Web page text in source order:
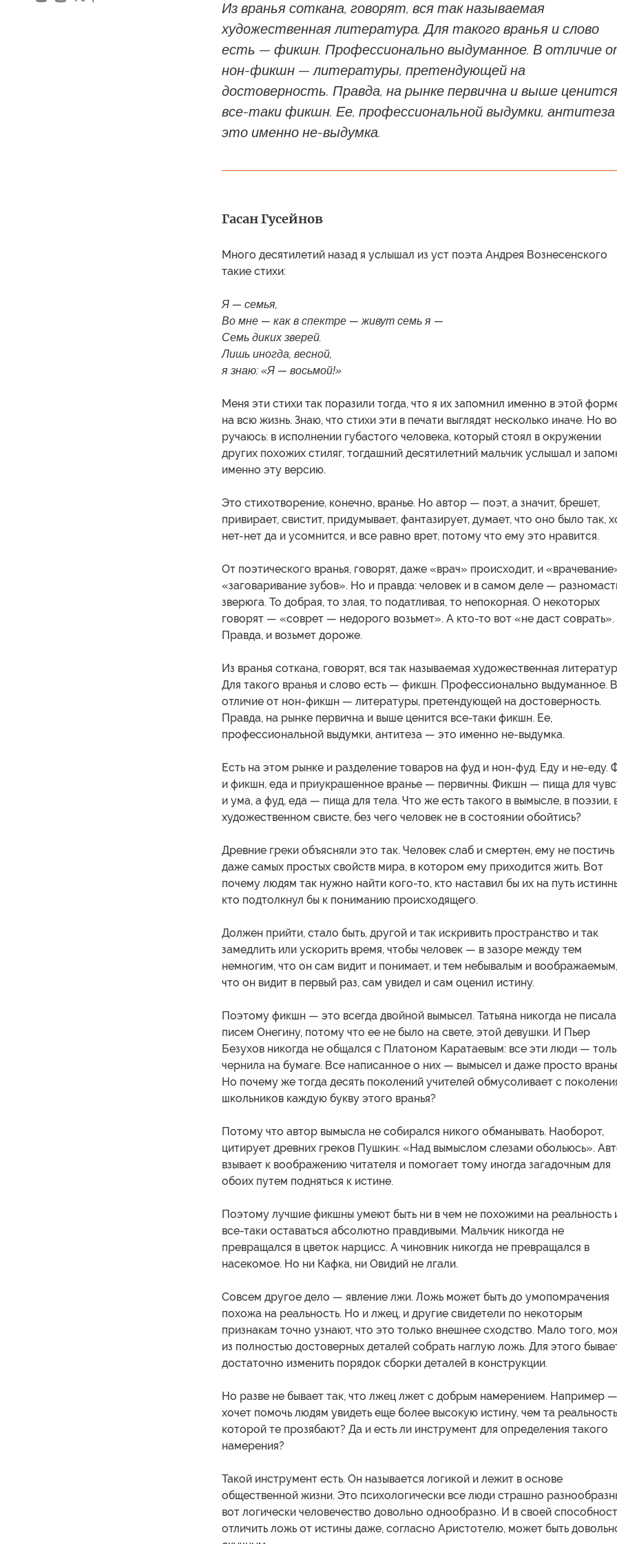
Из вранья соткана, говорят, вся так называемая
художественная литература. Для такого вранья и слово
есть — фикшн. Профессионально выдуманное. В отличие
нон-фикшн — литературы, претендующей на
достоверность. Правда, на рынке первична и выше ценится
все-таки фикшн. Ее, профессиональной выдумки,
это именно не-выдумка.
Гасан Гусейнов
Много десятилетий назад я услышал из уст поэта Андрея Вознесенского
такие стихи:
Я — семья,
Во мне — как в спектре — живут семь я —
Семь диких зверей.
Лишь иногда, весной,
я знаю: «Я — восьмой!»
Меня эти стихи так поразили тогда, что я их запомнил именно в этой
на всю жизнь. Знаю, что стихи эти в печати выглядят несколько иначе. Но
ручаюсь: в исполнении губастого человека, который стоял в окружении
других похожих стиляг, тогдашний десятилетний мальчик услышал и
именно эту версию.
Это стихотворение, конечно, вранье. Но автор — поэт, а значит, брешет,
привирает, свистит, придумывает, фантазирует, думает, что оно было так,
нет-нет да и усомнится, и все равно врет, потому что ему это нравится.
От поэтического вранья, говорят, даже «врач» происходит, и
«заговаривание зубов». Но и правда: человек и в самом деле —
зверюга. То добрая, то злая, то податливая, то непокорная. О некоторых
говорят — «соврет — недорого возьмет». А кто-то вот «не даст соврать».
Правда, и возьмет дороже.
Из вранья соткана, говорят, вся так называемая художественная
Для такого вранья и слово есть — фикшн. Профессионально выдуманное. В
отличие от нон-фикшн — литературы, претендующей на достоверность.
Правда, на рынке первична и выше ценится все-таки фикшн. Ее,
профессиональной выдумки, антитеза — это именно не-выдумка.
Есть на этом рынке и разделение товаров на фуд и нон-фуд. Еду и не-еду.
и фикшн, еда и приукрашенное вранье — первичны. Фикшн — пища для
и ума, а фуд, еда — пища для тела. Что же есть такого в вымысле, в поэзии,
художественном свисте, без чего человек не в состоянии обойтись?
Древние греки объясняли это так. Человек слаб и смертен, ему не постичь
даже самых простых свойств мира, в котором ему приходится жить. Вот
почему людям так нужно найти кого-то, кто наставил бы их на путь
кто подтолкнул бы к пониманию происходящего.
Должен прийти, стало быть, другой и так искривить пространство и так
замедлить или ускорить время, чтобы человек — в зазоре между тем
немногим, что он сам видит и понимает, и тем небывалым и воображаемым,
что он видит в первый раз, сам увидел и сам оценил истину.
Поэтому фикшн — это всегда двойной вымысел. Татьяна никогда не писала
писем Онегину, потому что ее не было на свете, этой девушки. И Пьер
Безухов никогда не общался с Платоном Каратаевым: все эти люди —
чернила на бумаге. Все написанное о них — вымысел и даже просто
Но почему же тогда десять поколений учителей обмусоливает с
школьников каждую букву этого вранья?
Потому что автор вымысла не собирался никого обманывать. Наоборот,
цитирует древних греков Пушкин: «Над вымыслом слезами обольюсь».
взывает к воображению читателя и помогает тому иногда загадочным для
обоих путем подняться к истине.
Поэтому лучшие фикшны умеют быть ни в чем не похожими на реальность
все-таки оставаться абсолютно правдивыми. Мальчик никогда не
превращался в цветок нарцисс. А чиновник никогда не превращался в
насекомое. Но ни Кафка, ни Овидий не лгали.
Совсем другое дело — явление лжи. Ложь может быть до умопомрачения
похожа на реальность. Но и лжец, и другие свидетели по некоторым
признакам точно узнают, что это только внешнее сходство. Мало того,
из полностью достоверных деталей собрать наглую ложь. Для этого
достаточно изменить порядок сборки деталей в конструкции.
Но разве не бывает так, что лжец лжет с добрым намерением. Например —
хочет помочь людям увидеть еще более высокую истину, чем та
которой те прозябают? Да и есть ли инструмент для определения такого
намерения?
Такой инструмент есть. Он называется логикой и лежит в основе
общественной жизни. Это психологически все люди страшно
вот логически человечество довольно однообразно. И в своей
отличить ложь от истины даже, согласно Аристотелю, может быть